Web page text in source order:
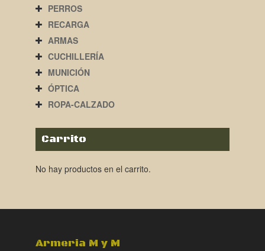
PERROS
RECARGA
ARMAS
CUCHILLERÍA
MUNICIÓN
ÓPTICA
ROPA-CALZADO
Carrito
No hay productos en el carrito.
Armeria M y M